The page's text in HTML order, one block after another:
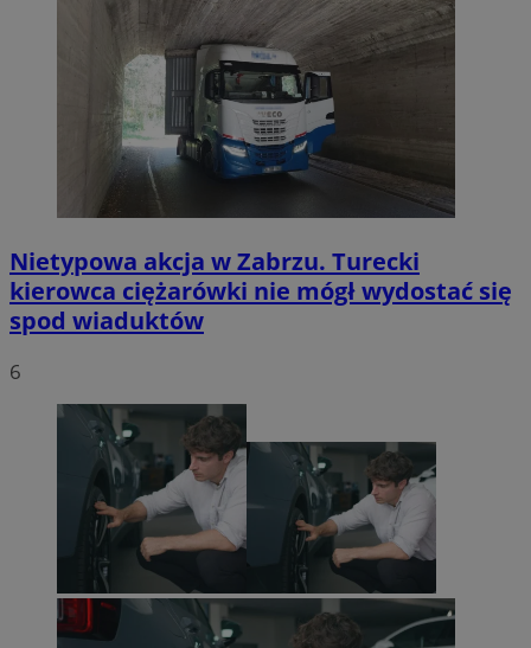
Nietypowa akcja w Zabrzu. Turecki
kierowca ciężarówki nie mógł wydostać się
spod wiaduktów
6